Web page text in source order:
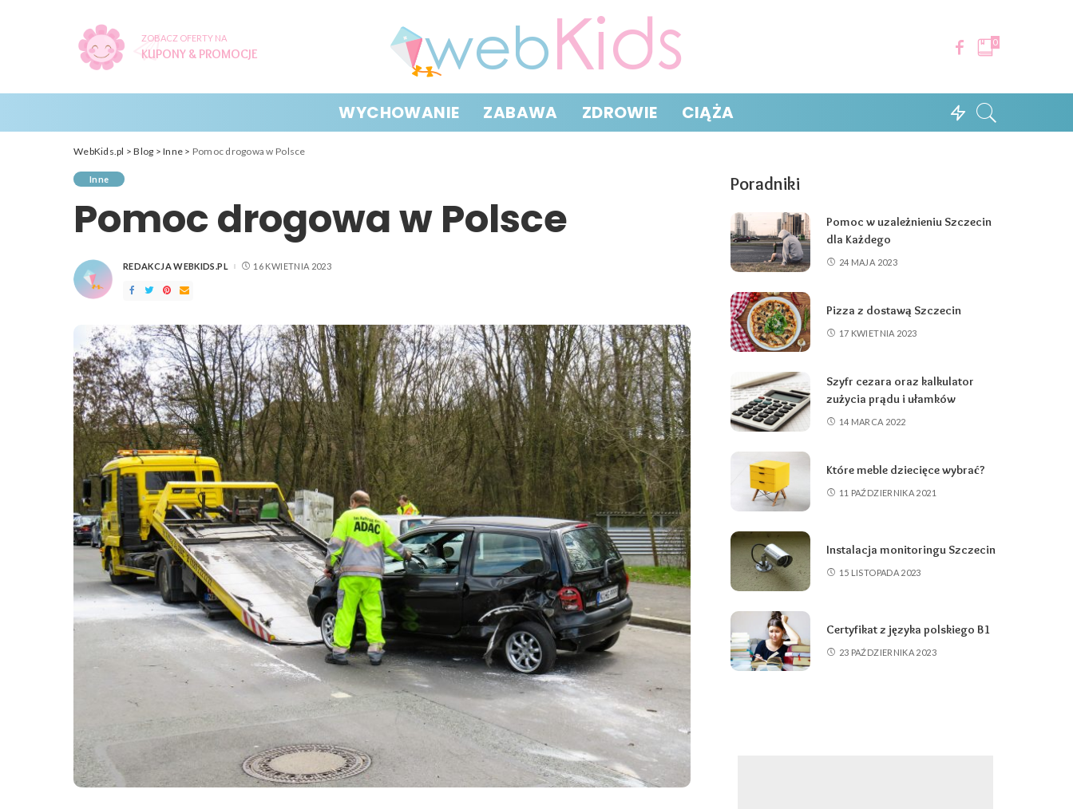
ZOBACZ OFERTY NA
KUPONY & PROMOCJE
0
WYCHOWANIE ZABAWA ZDROWIE CIĄŻA
WebKids.pl >Blog >Inne > Pomoc drogowa w Polsce
Inne
Pomoc drogowa w Polsce
POSTED
REDAKCJA WEBKIDS.PL 16 KWIETNIA 2023
Poradniki
Pomoc w uzależnieniu Szczecin
dla Każdego
24 MAJA 2023
Pizza z dostawą Szczecin
17 KWIETNIA 2023
Szyfr cezara oraz kalkulator
zużycia prądu i ułamków
14 MARCA 2022
Które meble dziecięce wybrać?
11 PAŹDZIERNIKA 2021
Instalacja monitoringu Szczecin
15 LISTOPADA 2023
Certyfikat z języka polskiego B1
23 PAŹDZIERNIKA 2023